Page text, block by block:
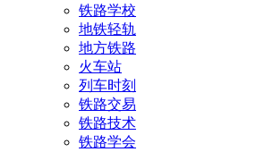
铁路学校
地铁轻轨
地方铁路
火车站
列车时刻
铁路交易
铁路技术
铁路学会